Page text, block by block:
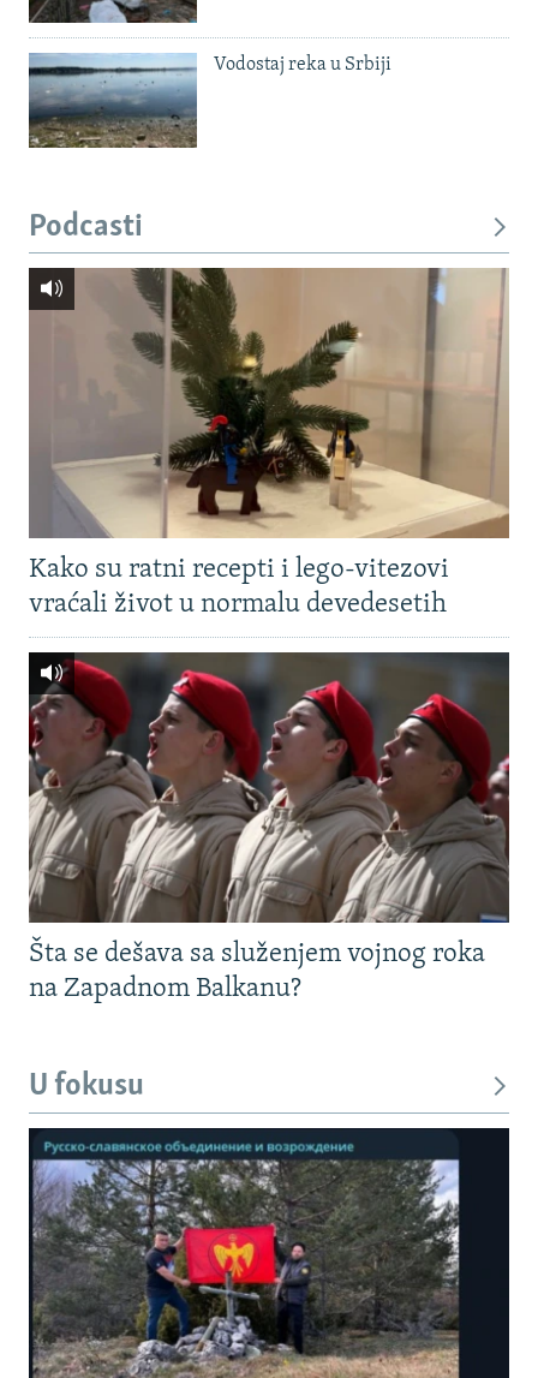
Vodostaj reka u Srbiji
Podcasti
Kako su ratni recepti i lego-vitezovi
vraćali život u normalu devedesetih
Šta se dešava sa služenjem vojnog roka
na Zapadnom Balkanu?
U fokusu